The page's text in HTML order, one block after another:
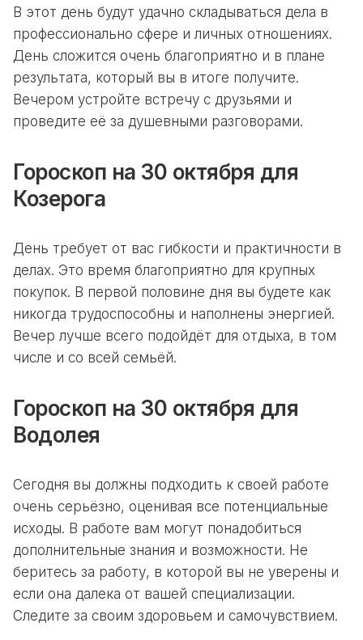
В этот день будут удачно складываться дела в
профессионально сфере и личных отношениях.
День сложится очень благоприятно и в плане
результата, который вы в итоге получите.
Вечером устройте встречу с друзьями и
проведите её за душевными разговорами.
Гороскоп на 30 октября для
Козерога
День требует от вас гибкости и практичности в
делах. Это время благоприятно для крупных
покупок. В первой половине дня вы будете как
никогда трудоспособны и наполнены энергией.
Вечер лучше всего подойдёт для отдыха, в том
числе и со всей семьёй.
Гороскоп на 30 октября для
Водолея
Сегодня вы должны подходить к своей работе
очень серьёзно, оценивая все потенциальные
исходы. В работе вам могут понадобиться
дополнительные знания и возможности. Не
беритесь за работу, в которой вы не уверены и
если она далека от вашей специализации.
Следите за своим здоровьем и самочувствием.